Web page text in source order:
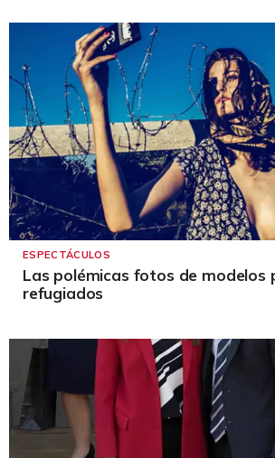
ESPECTÁCULOS
Las polémicas fotos de modelos
refugiados